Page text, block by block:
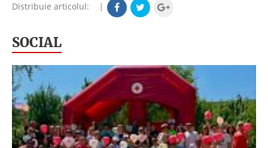
Distribuie articolul: |
SOCIAL